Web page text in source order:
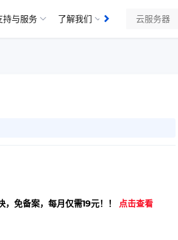
持与服务 了解我们
知识库
免备案，每月仅需19元！！ 点击查看